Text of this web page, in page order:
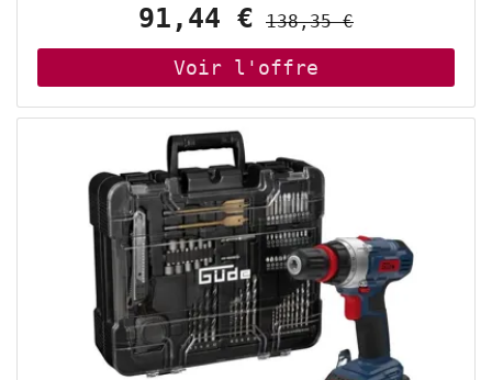
d'eau et poussieres • Protection des batteries
contre la surcharge/décharge
profonde/surchauffe Pignonerie entierement
un travail plus aisé dans les endroits sombres
Avantages pour l'utilisateur • Le systeme de
protection de la batterie coupe automatiquement
l'alimentation lorsque le niveau de la batterie
est faible • Lampe DEL pour éclairer la zone de
travail Accessoires standard de série •
Mandrins plastiques auto-serrants 13 mm avec
verrouillage (199154-9) • Bit de vis, pH2 - S6,
45 mm, double extrémité, 10 pcs (784637-8)
Spécifications techniques: • Tension de
batterie nominale: 18 V • Pas de vitesse de
chargement: 0 - 600 / 1900 min?1 • Max. Couple
91,44 € 138,35 €